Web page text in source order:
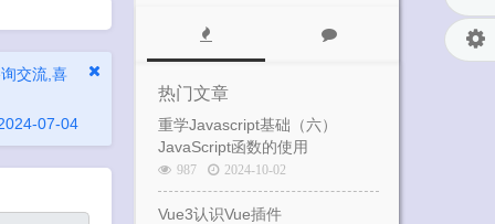
交流,喜
07-04
热门文章
重学Javascript基础（六）
JavaScript函数的使用
987 2024-10-02
Vue3认识Vue插件